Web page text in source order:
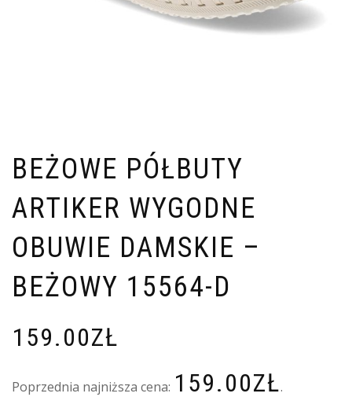
BEŻOWE PÓŁBUTY
ARTIKER WYGODNE
OBUWIE DAMSKIE –
BEŻOWY 15564-D
159.00ZŁ
Poprzednia najniższa cena: 159.00ZŁ.